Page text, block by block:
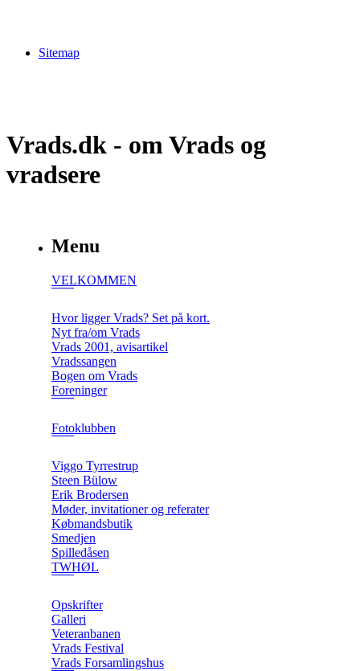
Sitemap
Vrads.dk - om Vrads og
vradsere
Menu
VELKOMMEN
Hvor ligger Vrads? Set på kort.
Nyt fra/om Vrads
Vrads 2001, avisartikel
Vradssangen
Bogen om Vrads
Foreninger
Fotoklubben
Viggo Tyrrestrup
Steen Bülow
Erik Brodersen
Møder, invitationer og referater
Købmandsbutik
Smedjen
Spilledåsen
TWHØL
Opskrifter
Galleri
Veteranbanen
Vrads Festival
Vrads Forsamlingshus